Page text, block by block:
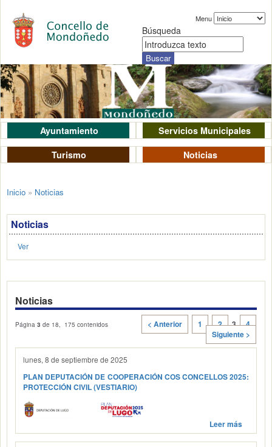
Menu
Búsqueda
Ayuntamiento
Servicios Municipales
Turismo
Noticias
Inicio » Noticias
Noticias
Ver
Noticias
Página3 de 18, 175 contenidos < Anterior 1 2 3
4
Siguiente >
lunes, 8 de septiembre de 2025
PLAN DEPUTACIÓN DE COOPERACIÓN COS CONCELLOS 2025:
PROTECCIÓN CIVIL (VESTIARIO)
Leer más